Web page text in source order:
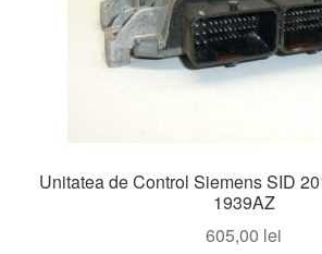
Unitatea de Control Siemens SID
1939AZ
605,00 lei